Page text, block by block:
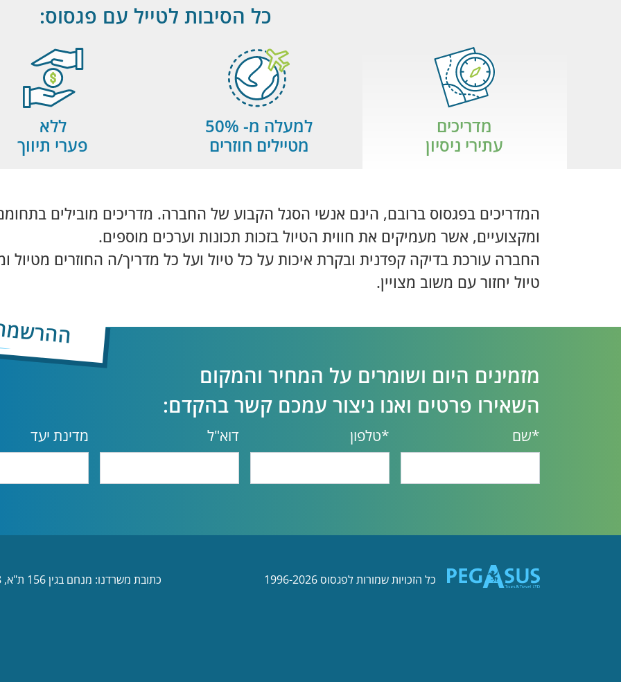
כל הסיבות לטייל עם פגסוס:
מדריכים
עתירי ניסיון
למעלה מ- 50%
מטיילים חוזרים
ללא
פערי תיווך
המדריכים בפגסוס ברובם, הינם אנשי הסגל הקבוע של החברה. מדריכים מובילים
ומקצועיים, אשר מעמיקים את חווית הטיול בזכות תכונות וערכים מוספים.
החברה עורכת בדיקה קפדנית ובקרת איכות על כל טיול ועל כל מדריך/ה החוזרים
טיול יחזור עם משוב מצויין.
מזמינים היום ושומרים על המחיר והמקום
השאירו פרטים ואנו ניצור עמכם קשר בהקדם:
*שם *טלפון דוא"ל מדינת יעד
כל הזכויות שמורות לפגסוס 1996-2026 כתובת משרדנו: מנחם בגין 156 ת"א, 6492108 ת.ד. 57335. טל' 03-6374000